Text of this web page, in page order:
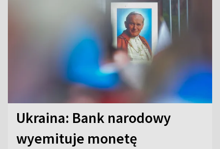
Ukraina: Bank narodowy
wyemituje monetę